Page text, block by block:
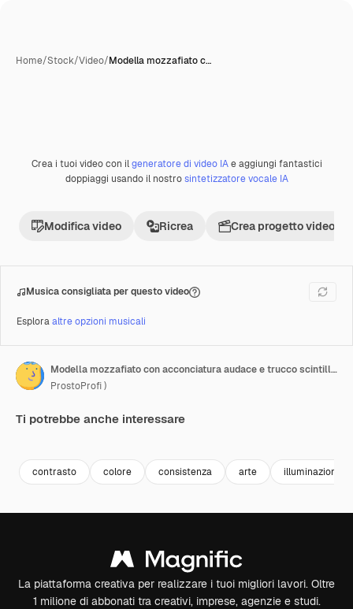
Home/Stock/Video/Modella mozzafiato c…
PremiumCreata con IA
Crea i tuoi video con ilgeneratore di video IAe aggiungi fantastici
doppiaggi usando il nostrosintetizzatore vocale IA
Modifica video Ricrea Crea progetto video
Musica consigliata per questo video
Esploraaltre opzioni musicali
Modella mozzafiato con acconciatura audace e trucco scintillante che mostra una fusione unica di moda e arte in un sorprendente ambiente da studio.
ProstoProfi )
Ti potrebbe anche interessare
contrasto colore consistenza arte illuminazione
La piattaforma creativa per realizzare i tuoi migliori lavori. Oltre
1 milione di abbonati tra creativi, imprese, agenzie e studi.